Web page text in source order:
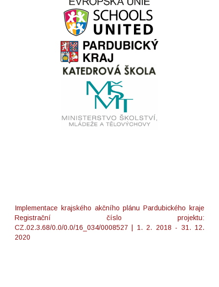
Implementace krajského akčního plánu Pardubického kraje
Registrační číslo projektu:
CZ.02.3.68/0.0/0.0/16_034/0008527 | 1. 2. 2018 - 31. 12.
2020